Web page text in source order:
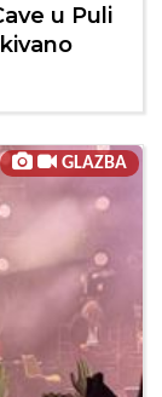
u Puli
GLAZBA